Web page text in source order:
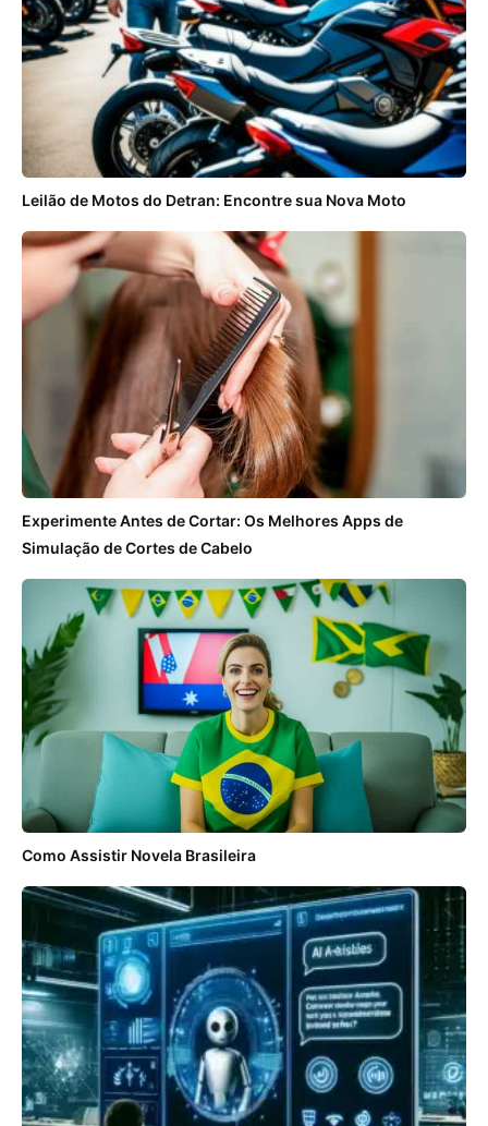
Leilão de Motos do Detran: Encontre sua Nova Moto
Experimente Antes de Cortar: Os Melhores Apps de
Simulação de Cortes de Cabelo
Como Assistir Novela Brasileira